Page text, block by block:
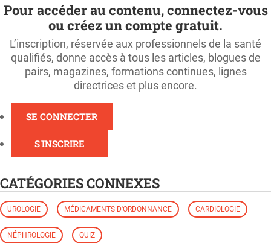
Pour accéder au contenu, connectez-vous
ou créez un compte gratuit.
L’inscription, réservée aux professionnels de la santé
qualifiés, donne accès à tous les articles, blogues de
pairs, magazines, formations continues, lignes
directrices et plus encore.
SE CONNECTER
S'INSCRIRE
CATÉGORIES CONNEXES
UROLOGIE MÉDICAMENTS D'ORDONNANCE CARDIOLOGIE
NÉPHROLOGIE QUIZ